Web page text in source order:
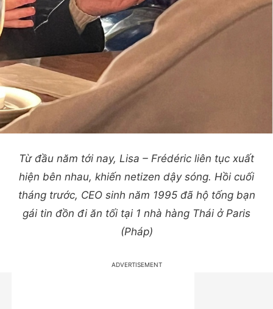
Từ đầu năm tới nay, Lisa – Frédéric liên tục xuất
hiện bên nhau, khiến netizen dậy sóng. Hồi cuối
tháng trước, CEO sinh năm 1995 đã hộ tống bạn
gái tin đồn đi ăn tối tại 1 nhà hàng Thái ở Paris
(Pháp)